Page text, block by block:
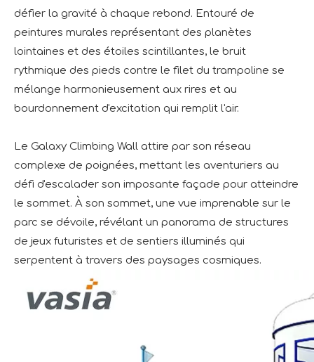
défier la gravité à chaque rebond. Entouré de
peintures murales représentant des planètes
lointaines et des étoiles scintillantes, le bruit
rythmique des pieds contre le filet du trampoline se
mélange harmonieusement aux rires et au
bourdonnement d'excitation qui remplit l'air.
Le Galaxy Climbing Wall attire par son réseau
complexe de poignées, mettant les aventuriers au
défi d'escalader son imposante façade pour atteindre
le sommet. À son sommet, une vue imprenable sur le
parc se dévoile, révélant un panorama de structures
de jeux futuristes et de sentiers illuminés qui
serpentent à travers des paysages cosmiques.